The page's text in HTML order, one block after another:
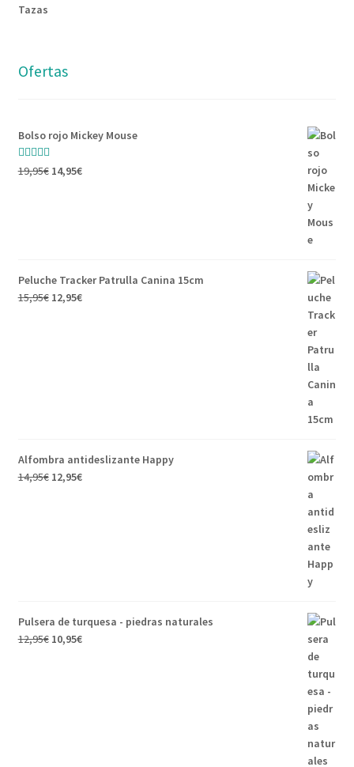
Tazas
Ofertas
Bolso rojo Mickey Mouse
Valorado con
19,95€ 14,95€
Peluche Tracker Patrulla Canina 15cm
15,95€ 12,95€
Alfombra antideslizante Happy
14,95€ 12,95€
Pulsera de turquesa - piedras naturales
12,95€ 10,95€